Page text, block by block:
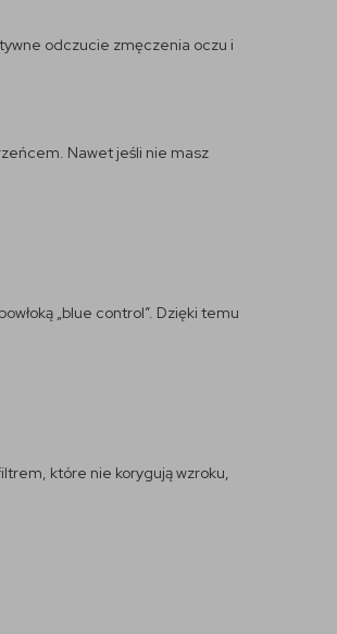
odczucie zmęczenia oczu i
Nawet jeśli nie masz
„blue control”. Dzięki temu
które nie korygują wzroku,